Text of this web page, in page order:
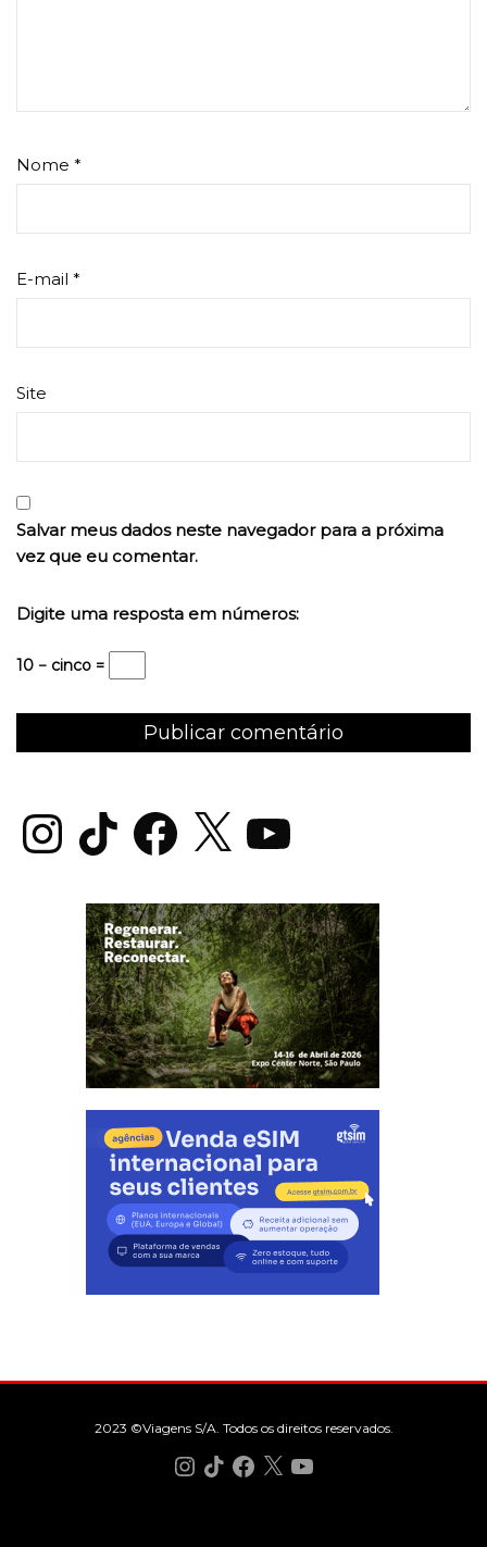
Nome *
E-mail *
Site
Salvar meus dados neste navegador para a próxima
vez que eu comentar.
Digite uma resposta em números:
10 − cinco =
InstagramTikTok Facebook
X YouTube
2023 ©Viagens S/A. Todos os direitos reservados.
Instagram
TikTokFacebook
X YouTube